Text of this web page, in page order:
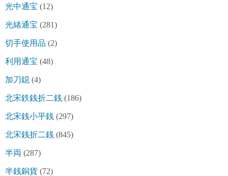
光中通宝 (12)
光緒通宝 (281)
切手使用品 (2)
利用通宝 (48)
加刀鐚 (4)
北宋鉄銭折二銭 (186)
北宋銭小平銭 (297)
北宋銭折二銭 (845)
半両 (287)
半銭銅貨 (72)